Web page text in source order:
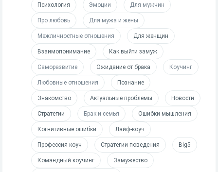
Психология Эмоции Для мужчин
Про любовь Для мужа и жены
Межличностные отношения Для женщин
Взаимопонимание Как выйти замуж
Саморазвитие Ожидание от брака Коучинг
Любовные отношения Познание
Знакомство Актуальные проблемы Новости
Стратегии Брак и семья Ошибки мышления
Когнитивные ошибки Лайф-коуч
Профессия коуч Стратегии поведения Big5
Командный коучинг Замужество